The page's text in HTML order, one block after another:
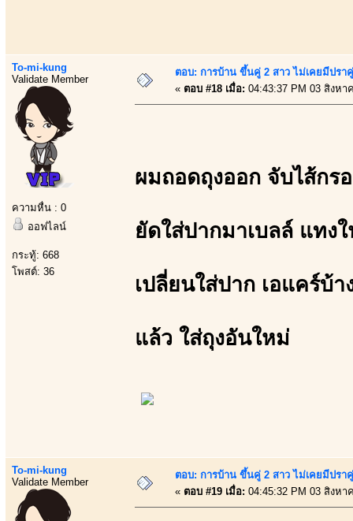
To-mi-kung
Validate Member
ความหื่น : 0
ออฟไลน์
กระทู้: 668
โพสต์: 36
ตอบ: การบ้าน ขึ้นคู่ 2 สาว ไม่เคยมีปร
« ตอบ #18 เมื่อ: 04:43:37 PM 03 สิงหา
ผมถอดถุงออก จับไส้กร
ยัดใส่ปากมาเบลล์ แทง
เปลี่ยนใส่ปาก เอแคร์บ้า
แล้ว ใส่ถุงอันใหม่
To-mi-kung
Validate Member
ตอบ: การบ้าน ขึ้นคู่ 2 สาว ไม่เคยมีปร
« ตอบ #19 เมื่อ: 04:45:32 PM 03 สิงหา